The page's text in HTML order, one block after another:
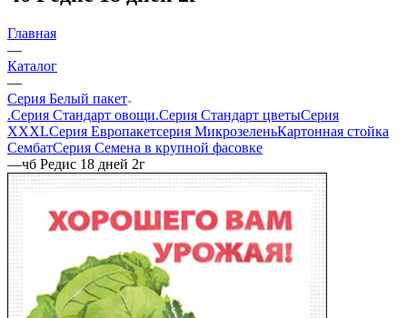
Главная
—
Каталог
—
Серия Белый пакет
.Серия Стандарт овощи.Серия Стандарт цветыСерия
XXXLСерия Европакетсерия МикрозеленьКартонная стойка
СембатСерия Семена в крупной фасовке
—чб Редис 18 дней 2г